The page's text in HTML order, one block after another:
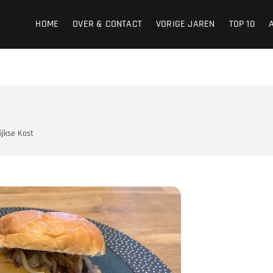
HOME OVER & CONTACT VORIGE JAREN TOP 10
Kost